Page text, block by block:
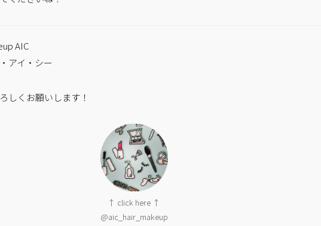
AIC
アイ・シー
しくお願いします！
↑ click here ↑
@aic_hair_makeup